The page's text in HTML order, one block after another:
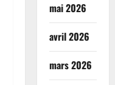
mai 2026
avril 2026
mars 2026